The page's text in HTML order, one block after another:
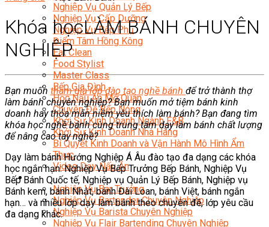
Nghiệp Vụ Quản Lý Bếp
Nghiệp Vụ Cấp Dưỡng
Nghiệp Vụ Bếp Phụ
Điểm Tâm Hồng Kông
Eat Clean
Food Stylist
Master Class
Bếp Gia Đình
Học Nấu Ăn Mở Quán
Chuyên Đề Bếp Nóng
Khởi Sự Kinh Doanh Ngành F&B
Khởi Sự Kinh Doanh Nhà Hàng
Bí Quyết Kinh Doanh và Vận Hành Mô Hình Ẩm
Thực
Video Dạy Nấu Ăn
Pha Chế
Nghiệp Vụ Bar Trưởng
Nghiệp Vụ Bartender Chuyên Nghiệp
Nghiệp Vụ Barista Chuyên Nghiệp
Nghiệp Vụ Flair Bartending Chuyên Nghiệp
Khóa họcLÀM BÁNH CHUYÊN
NGHIỆP
Bạn muốn tham gia lớp đào tạo nghề bánh để trở thành thợ
làm bánh chuyên nghiệp? Bạn muốn mở tiệm bánh kinh
doanh hay thỏa mãn niềm yêu thích làm bánh? Bạn đang tìm
khóa học nghề bánh cùng trung tâm dạy làm bánh chất lượng
để nâng cao tay nghề?
Dạy làm bánh Hướng Nghiệp Á Âu đào tạo đa dạng các khóa
học ngắn hạn: Nghiệp Vụ Bếp Trưởng Bếp Bánh, Nghiệp Vụ
Bếp Bánh Quốc tế, Nghiệp vụ Quản Lý Bếp Bánh, Nghiệp vụ
Bánh kem, bánh Nhật, bánh Đài Loan, bánh Việt, bánh ngắn
hạn… và nhiều lớp dạy làm bánh theo chuyên đề, lớp yêu cầu
đa dạng khác.